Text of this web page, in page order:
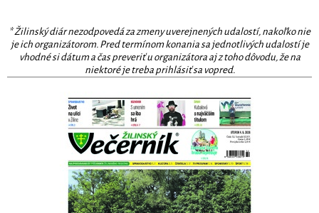
* Žilinský diár nezodpovedá za zmeny uverejnených udalostí, nakoľko nie
je ich organizátorom. Pred termínom konania sa jednotlivých udalostí je
vhodné si dátum a čas preveriť u organizátora aj z toho dôvodu, že na
niektoré je treba prihlásiť sa vopred.